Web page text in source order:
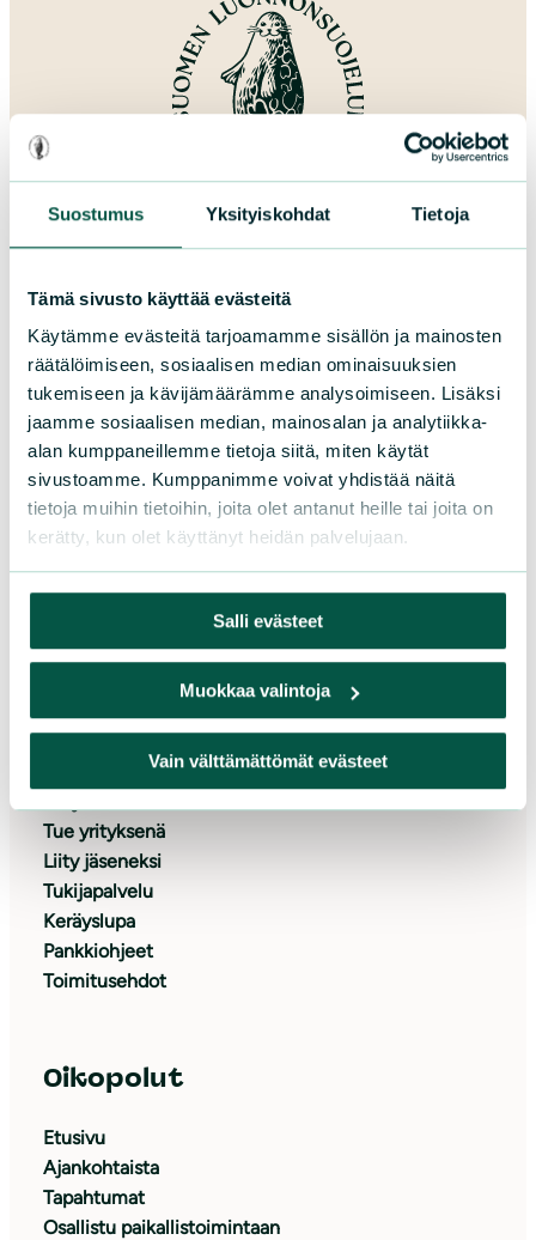
Suostumus Yksityiskohdat Tietoja
Tämä sivusto käyttää evästeitä
Käytämme evästeitä tarjoamamme sisällön ja mainosten
räätälöimiseen, sosiaalisen median ominaisuuksien
tukemiseen ja kävijämäärämme analysoimiseen. Lisäksi
jaamme sosiaalisen median, mainosalan ja analytiikka-
alan kumppaneillemme tietoja siitä, miten käytät
sivustoamme. Kumppanimme voivat yhdistää näitä
tietoja muihin tietoihin, joita olet antanut heille tai joita on
kerätty, kun olet käyttänyt heidän palvelujaan.
Salli evästeet
Muokkaa valintoja
Vain välttämättömät evästeet
Lahjoita
Suomen luonnonsuojeluliitto
Sörnäistenkatu 1
00580 Helsinki
Puh. 09 228 08210 (arkisin 9-15)
Tue meitä
Tue yrityksenä
Liity jäseneksi
Tukijapalvelu
Keräyslupa
Pankkiohjeet
Toimitusehdot
Oikopolut
Etusivu
Ajankohtaista
Tapahtumat
Osallistu paikallistoimintaan